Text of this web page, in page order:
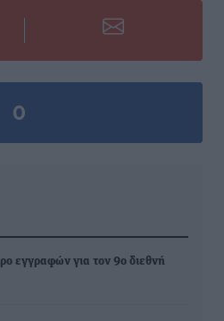
0
εγγραφών για τον 9ο διεθνή